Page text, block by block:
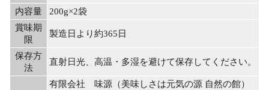
内容量
200g×2袋
賞味期
限
製造日より約365日
保存方
法
直射日光、高温・多湿を避けて保存してください。
有限会社 味源（美味しさは元気の源 自然の館）